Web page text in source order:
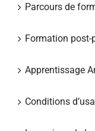
Parcours de
Formation post-
Apprentissage
Conditions